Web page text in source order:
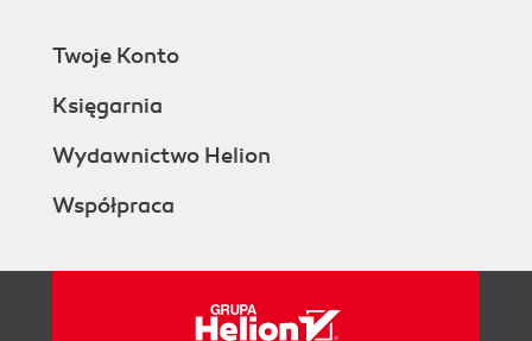
Twoje Konto
Księgarnia
Wydawnictwo Helion
Współpraca